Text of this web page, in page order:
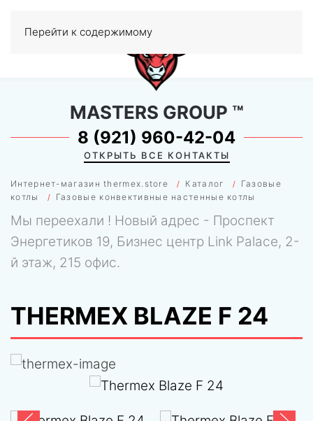
Перейти к содержимому
0
Интернет-магазин thermex.store Каталог
Газовые
котлы
Газовые конвективные настенные котлы
MASTERS GROUP ™
8 (921) 960-42-04
ОТКРЫТЬ ВСЕ КОНТАКТЫ
Мы переехали ! Новый адрес - Проспект
Энергетиков 19, Бизнес центр Link Palace, 2-
й этаж, 215 офис.
THERMEX BLAZE F 24